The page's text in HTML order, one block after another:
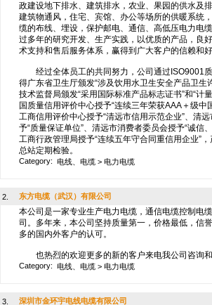
政建设地下排水、建筑排水，农业、果园的供水及
建筑物通风，住宅、宾馆、办公等场所的供暖系统
缆的布线、埋设，保护邮电、通信、高低压电力电
过多年的研究开发、生产实践，以优质的产品，良
术支持和售后服务体系，赢得到广大客户的信赖和好
经过全体员工的共同努力，公司通过ISO9001
得广东省卫生厅颁发“涉及饮用水卫生安全产品卫生
技术监督局颁发“采用国际标准产品标志证书”和“计
国质量信用评价中心授予“连续三年荣获AAA＋级中
工商信用评价中心授予“清远市信用示范企业”、清
予“质量保证单位”、清远市消费者委员会授予“诚信
工商行政管理局授予“连续五年守合同重信用企业”
总站定期检验。
Category: 电线、电缆 > 电力电缆
2. 东方电缆（武汉）有限公司
本公司是一家专业生产电力电缆，通信电缆控制电
司。多年来，本公司坚持质量第一，价格最低，信
多的国内外客户的认可。
也热烈的欢迎更多的新的客户来电我公司咨询和
Category: 电线、电缆 > 电力电缆
3. 深圳市金环宇电线电缆有限公司